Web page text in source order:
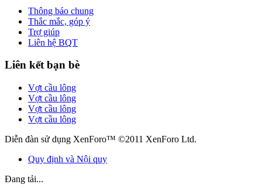
Thông báo chung
Thắc mắc, góp ý
Trợ giúp
Liên hệ BQT
Liên kết bạn bè
Vợt cầu lông
Vợt cầu lông
Vợt cầu lông
Vợt cầu lông
Diễn đàn sử dụng XenForo™ ©2011 XenForo Ltd.
Quy định và Nội quy
Đang tải...